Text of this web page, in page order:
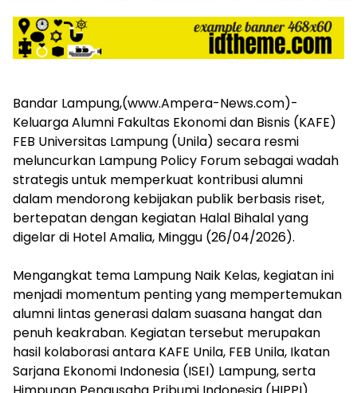
desain
Koran
dan
lebih
eksklusif,
bergaya
trendi,
mengandung
unsur
edukasi,
gaya
hidup,
bebas
dari
SARA,
narkoba
dan
berita
asusila
‎Bandar Lampung,(www.Ampera-News.com)-
Keluarga Alumni Fakultas Ekonomi dan Bisnis (KAFE)
FEB Universitas Lampung (Unila) secara resmi
meluncurkan Lampung Policy Forum sebagai wadah
strategis untuk memperkuat kontribusi alumni
dalam mendorong kebijakan publik berbasis riset,
bertepatan dengan kegiatan Halal Bihalal yang
digelar di Hotel Amalia, Minggu (26/04/2026).
‎Mengangkat tema Lampung Naik Kelas, kegiatan ini
menjadi momentum penting yang mempertemukan
alumni lintas generasi dalam suasana hangat dan
penuh keakraban. Kegiatan tersebut merupakan
hasil kolaborasi antara KAFE Unila, FEB Unila, Ikatan
Sarjana Ekonomi Indonesia (ISEI) Lampung, serta